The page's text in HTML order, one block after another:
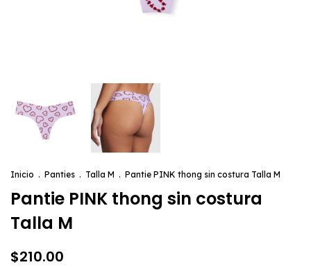
Inicio . Panties . Talla M . Pantie PINK thong sin costura Talla M
Pantie PINK thong sin costura
Talla M
$210.00